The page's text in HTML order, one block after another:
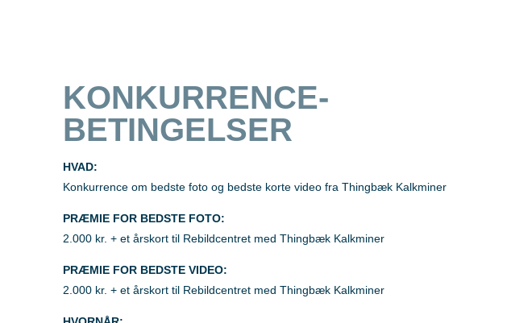
KONKURRENCE-
BETINGELSER
HVAD:
Konkurrence om bedste foto og bedste korte video fra Thingbæk Kalkminer
PRÆMIE FOR BEDSTE FOTO:
2.000 kr. + et årskort til Rebildcentret med Thingbæk Kalkminer
PRÆMIE FOR BEDSTE VIDEO:
2.000 kr. + et årskort til Rebildcentret med Thingbæk Kalkminer